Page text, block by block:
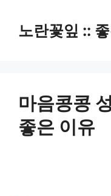
노란꽃잎 ::
마음콩콩
좋은 이유